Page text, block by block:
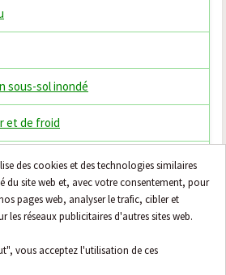
des cookies et des technologies similaires
du site web et, avec votre consentement, pour
pages web, analyser le trafic, cibler et
les réseaux publicitaires d'autres sites web.
vous acceptez l'utilisation de ces
sous-sol inondé
et de froid
thermostatiques